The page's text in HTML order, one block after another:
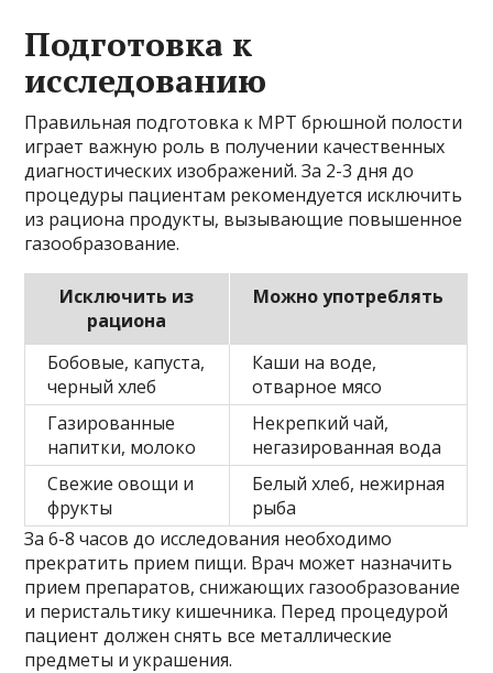
Подготовка к
исследованию
Правильная подготовка к МРТ брюшной полости
играет важную роль в получении качественных
диагностических изображений. За 2-3 дня до
процедуры пациентам рекомендуется исключить
из рациона продукты, вызывающие повышенное
газообразование.
Исключить из
рациона
Можно употреблять
Бобовые, капуста,
черный хлеб
Каши на воде,
отварное мясо
Газированные
напитки, молоко
Некрепкий чай,
негазированная вода
Свежие овощи и
фрукты
Белый хлеб, нежирная
рыба
За 6-8 часов до исследования необходимо
прекратить прием пищи. Врач может назначить
прием препаратов, снижающих газообразование
и перистальтику кишечника. Перед процедурой
пациент должен снять все металлические
предметы и украшения.